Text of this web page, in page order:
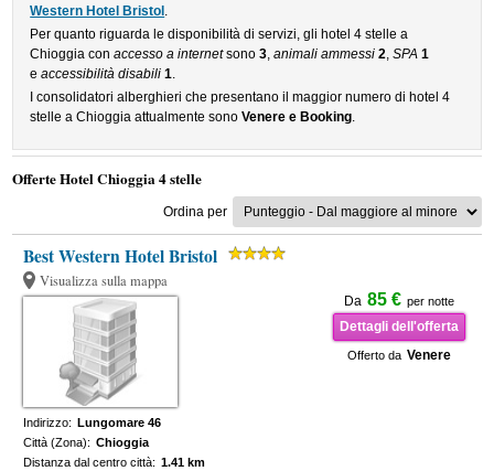
Western Hotel Bristol .
Per quanto riguarda le disponibilità di servizi, gli hotel 4 stelle a
Chioggia conaccesso a internetsono3,animali ammessi 2,SPA 1
eaccessibilità disabili 1.
I consolidatori alberghieri che presentano il maggior numero di hotel 4
stelle a Chioggia attualmente sonoVenere e Booking.
Offerte Hotel Chioggia 4 stelle
Ordina per
Best Western Hotel Bristol
Visualizza sulla mappa
Da 85 € per notte
Dettagli dell'offerta
Offerto da Venere
Indirizzo: Lungomare 46
Città (Zona): Chioggia
Distanza dal centro città: 1.41 km